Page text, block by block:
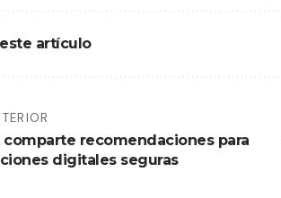
artículo
comparte recomendaciones para
digitales seguras